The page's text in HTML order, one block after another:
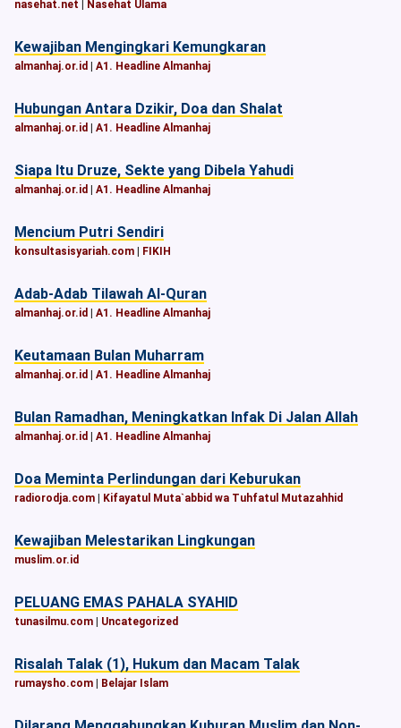
nasehat.net Nasehat Ulama
Kewajiban Mengingkari Kemungkaran
almanhaj.or.id A1. Headline Almanhaj
Hubungan Antara Dzikir, Doa dan Shalat
almanhaj.or.id A1. Headline Almanhaj
Siapa Itu Druze, Sekte yang Dibela Yahudi
almanhaj.or.id A1. Headline Almanhaj
Mencium Putri Sendiri
konsultasisyariah.com FIKIH
Adab-Adab Tilawah Al-Quran
almanhaj.or.id A1. Headline Almanhaj
Keutamaan Bulan Muharram
almanhaj.or.id A1. Headline Almanhaj
Bulan Ramadhan, Meningkatkan Infak Di Jalan Allah
almanhaj.or.id A1. Headline Almanhaj
Doa Meminta Perlindungan dari Keburukan
radiorodja.com Kifayatul Muta`abbid wa Tuhfatul Mutazahhid
Kewajiban Melestarikan Lingkungan
muslim.or.id
PELUANG EMAS PAHALA SYAHID
tunasilmu.com Uncategorized
Risalah Talak (1), Hukum dan Macam Talak
rumaysho.com Belajar Islam